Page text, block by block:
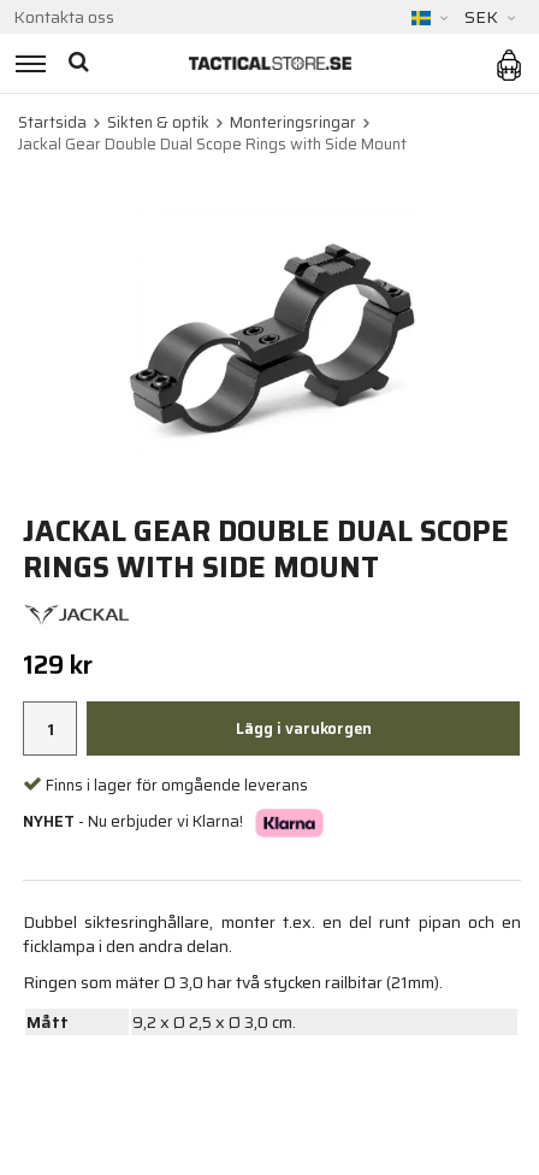
Kontakta oss SEK
Startsida Sikten & optik
Monteringsringar
Jackal Gear Double Dual Scope Rings with Side Mount
JACKAL GEAR DOUBLE DUAL SCOPE
RINGS WITH SIDE MOUNT
129 kr
Lägg i varukorgen
Finns i lager för omgående leverans
NYHET - Nu erbjuder vi Klarna!
Dubbel siktesringhållare, monter t.ex. en del runt pipan och en
ficklampa i den andra delan.
Ringen som mäter Ø 3,0 har två stycken railbitar (21mm).
Mått
9,2 x Ø 2,5 x Ø 3,0 cm.